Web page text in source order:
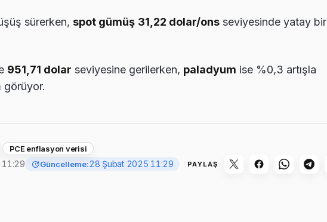
sürerken, spot gümüş 31,22 dolar/ons seviyesinde yatay bir
951,71 dolar seviyesine gerilerken, paladyum ise %0,3 artışla
görüyor.
PCE enflasyon verisi
11:29 Güncelleme:28 Şubat 2025 11:29 PAYLAŞ